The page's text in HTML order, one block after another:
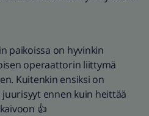
paikoissa on hyvinkin
operaattorin liittymä
Kuitenkin ensiksi on
ennen kuin heittää
👍